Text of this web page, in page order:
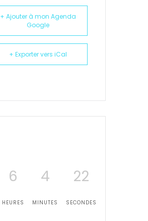
+ Ajouter à mon Agenda
Google
+ Exporter vers iCal
6
HEURES
4
MINUTES
22
SECONDES